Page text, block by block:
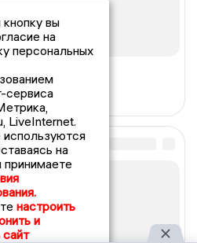
вы
на
персональных
сервиса
LiveInternet.
используются
на
принимаете
настроить
и
сайт